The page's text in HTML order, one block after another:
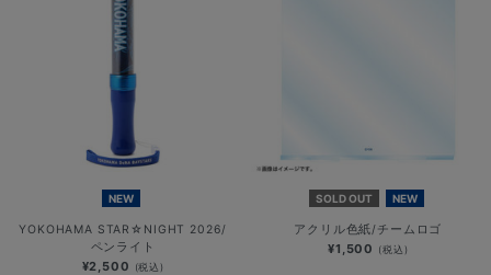
NEW
YOKOHAMA STAR☆NIGHT 2026/
ペンライト
¥2,500 (税込)
SOLD OUT NEW
アクリル色紙/チームロゴ
¥1,500 (税込)